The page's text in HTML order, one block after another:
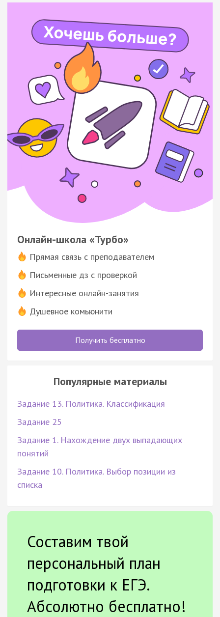
Онлайн-школа «Турбо»
Прямая связь с преподавателем
Письменные дз с проверкой
Интересные онлайн-занятия
Душевное комьюнити
Получить бесплатно
Популярные материалы
Задание 13. Политика. Классификация
Задание 25
Задание 1. Нахождение двух выпадающих
понятий
Задание 10. Политика. Выбор позиции из
списка
Составим твой
персональный план
подготовки к ЕГЭ.
Абсолютно бесплатно!